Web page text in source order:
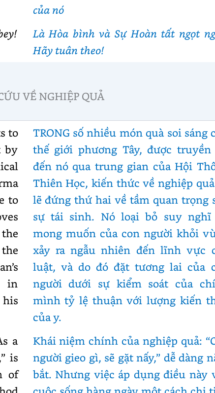
của nó
Là Hòa bình và Sự Hoàn tất ngọt
Hãy tuân theo!
VỀ NGHIỆP QUẢ
to
by
to
in
TRONG số nhiều món quà soi sáng
thế giới phương Tây, được truyền
đến nó qua trung gian của Hội
Thiên Học, kiến thức về nghiệp
lẽ đứng thứ hai về tầm quan trọng
sự tái sinh. Nó loại bỏ suy nghĩ
mong muốn của con người khỏi
xảy ra ngẫu nhiên đến lĩnh vực
luật, và do đó đặt tương lai của
người dưới sự kiểm soát của
mình tỷ lệ thuận với lượng kiến
của y.
a
is
of
Khái niệm chính của nghiệp quả:
người gieo gì, sẽ gặt nấy,” dễ dàng
bắt. Nhưng việc áp dụng điều này